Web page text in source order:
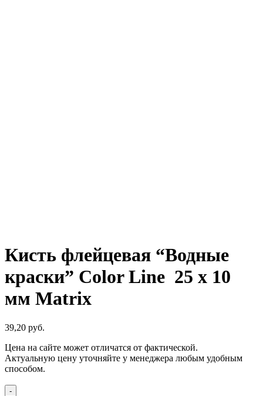
Кисть флейцевая “Водные
краски” Color Line 25 x 10
мм Matrix
39,20 руб.
Цена на сайте может отличатся от фактической.
Актуальную цену уточняйте у менеджера любым удобным
способом.
-